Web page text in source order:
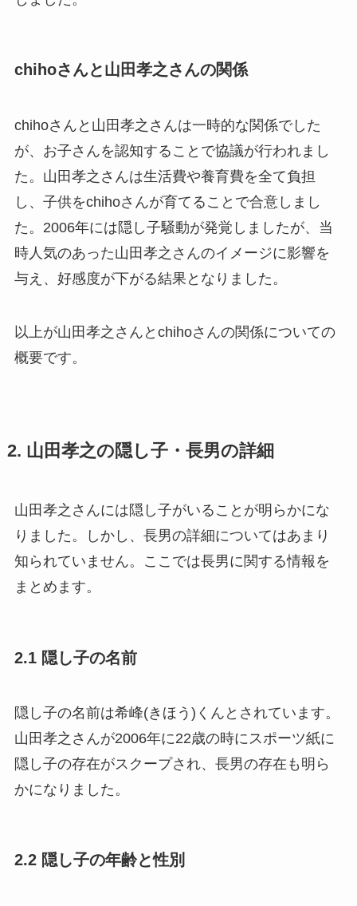
chihoさんと山田孝之さんの関係
chihoさんと山田孝之さんは一時的な関係でした
が、お子さんを認知することで協議が行われまし
た。山田孝之さんは生活費や養育費を全て負担
し、子供をchihoさんが育てることで合意しまし
た。2006年には隠し子騒動が発覚しましたが、当
時人気のあった山田孝之さんのイメージに影響を
与え、好感度が下がる結果となりました。
以上が山田孝之さんとchihoさんの関係についての
概要です。
2. 山田孝之の隠し子・長男の詳細
山田孝之さんには隠し子がいることが明らかにな
りました。しかし、長男の詳細についてはあまり
知られていません。ここでは長男に関する情報を
まとめます。
2.1 隠し子の名前
隠し子の名前は希峰(きほう)くんとされています。
山田孝之さんが2006年に22歳の時にスポーツ紙に
隠し子の存在がスクープされ、長男の存在も明ら
かになりました。
2.2 隠し子の年齢と性別